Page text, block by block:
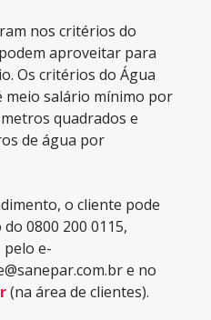
nos critérios do
aproveitar para
Os critérios do Água
meio salário mínimo por
quadrados e
de água por
o cliente pode
0800 200 0115,
pelo e-
e no
(na área de clientes).